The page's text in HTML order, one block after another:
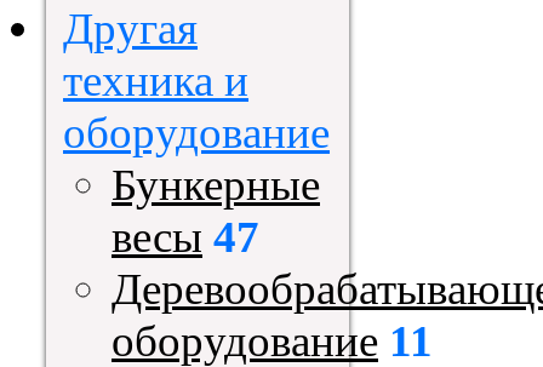
Другая
техника и
оборудование
Бункерные
весы 47
оборудование 11